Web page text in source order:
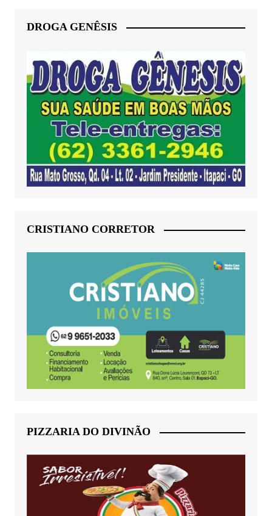
DROGA GENÊSIS
CRISTIANO CORRETOR
PIZZARIA DO DIVINÃO